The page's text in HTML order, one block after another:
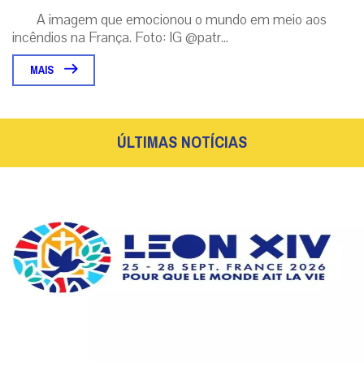
A imagem que emocionou o mundo em meio aos
incêndios na França. Foto: IG @patr...
MAIS
ÚLTIMAS NOTÍCIAS